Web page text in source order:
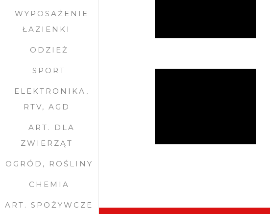
WYPOSAŻENIE
ŁAZIENKI
ODZIEŻ
SPORT
ELEKTRONIKA,
RTV, AGD
ART. DLA
ZWIERZĄT
OGRÓD, ROŚLINY
CHEMIA
ART. SPOŻYWCZE